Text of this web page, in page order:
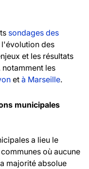
sondages des
des
et les résultats
notamment les
et à Marseille.
municipales
a lieu le
où aucune
majorité absolue